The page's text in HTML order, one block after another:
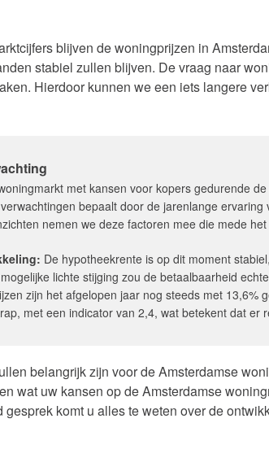
blijven de woningprijzen in
stabiel zullen blijven. De vraag naar
Hierdoor kunnen we een iets langere
met kansen voor kopers gedurende
bepaalt door de jarenlange
nemen we deze factoren mee die mede
De hypotheekrente is op dit moment
lichte stijging zou de betaalbaarheid
zijn het afgelopen jaar nog steeds met 13,6%
met een indicator van 2,4, wat betekent dat er
belangrijk zijn voor de Amsterdamse
wat uw kansen op de Amsterdamse
gesprek komt u alles te weten over de